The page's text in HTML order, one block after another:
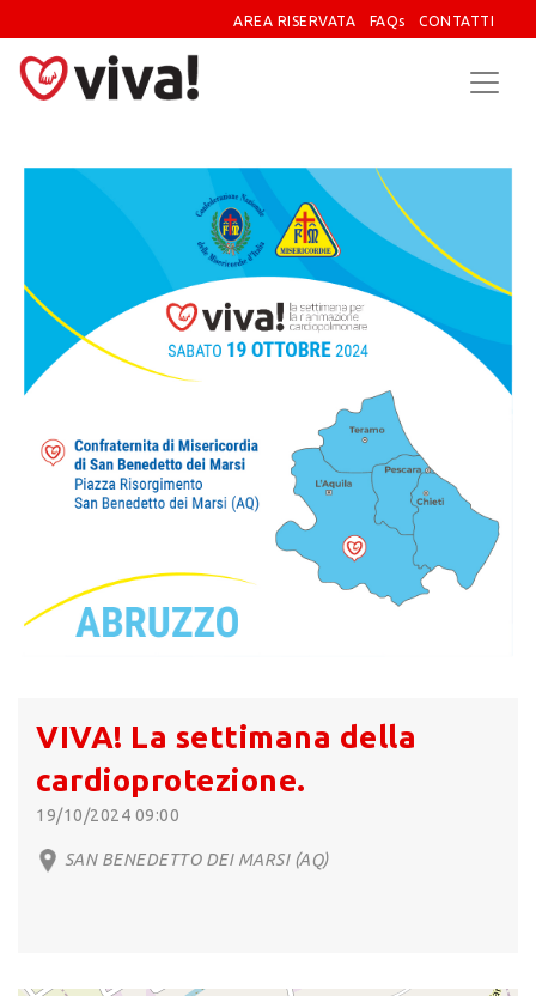
AREA RISERVATA FAQs CONTATTI
VIVA! La settimana della
cardioprotezione.
19/10/2024 09:00
SAN BENEDETTO DEI MARSI (AQ)